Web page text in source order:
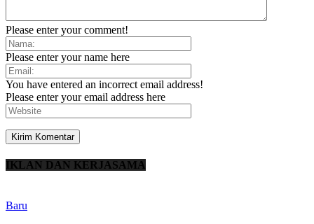
Please enter your comment!
Please enter your name here
You have entered an incorrect email address!
Please enter your email address here
IKLAN DAN KERJASAMA
Baru